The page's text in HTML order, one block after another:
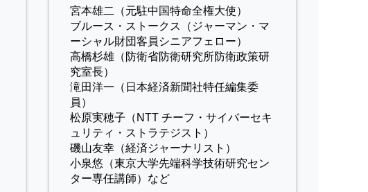
宮本雄二（元駐中国特命全権大使）
ブルース・ストークス（ジャーマン・マ
ーシャル財団客員シニアフェロー）
高橋杉雄（防衛省防衛研究所防衛政策研
究室長）
滝田洋一（日本経済新聞社特任編集委
員）
松原実穂子（NTT チーフ・サイバーセキ
ュリティ・ストラテジスト）
磯山友幸（経済ジャーナリスト）
小泉悠（東京大学先端科学技術研究セン
ター専任講師）など